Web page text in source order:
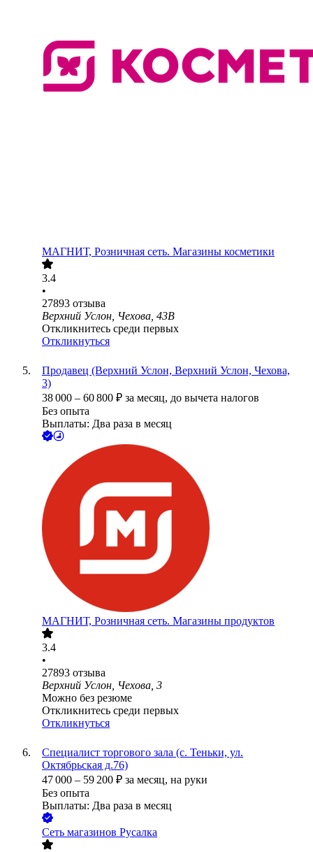
МАГНИТ, Розничная сеть. Магазины косметики
3.4
•
27893 отзыва
Верхний Услон, Чехова, 43В
Откликнитесь среди первых
Откликнуться
Продавец (Верхний Услон, Верхний Услон, Чехова,
3)
38 000 – 60 800 ₽ за месяц, до вычета налогов
Без опыта
Выплаты: Два раза в месяц
МАГНИТ, Розничная сеть. Магазины продуктов
3.4
•
27893 отзыва
Верхний Услон, Чехова, 3
Можно без резюме
Откликнитесь среди первых
Откликнуться
Специалист торгового зала (с. Теньки, ул.
Октябрьская д.76)
47 000 – 59 200 ₽ за месяц, на руки
Без опыта
Выплаты: Два раза в месяц
Сеть магазинов Русалка